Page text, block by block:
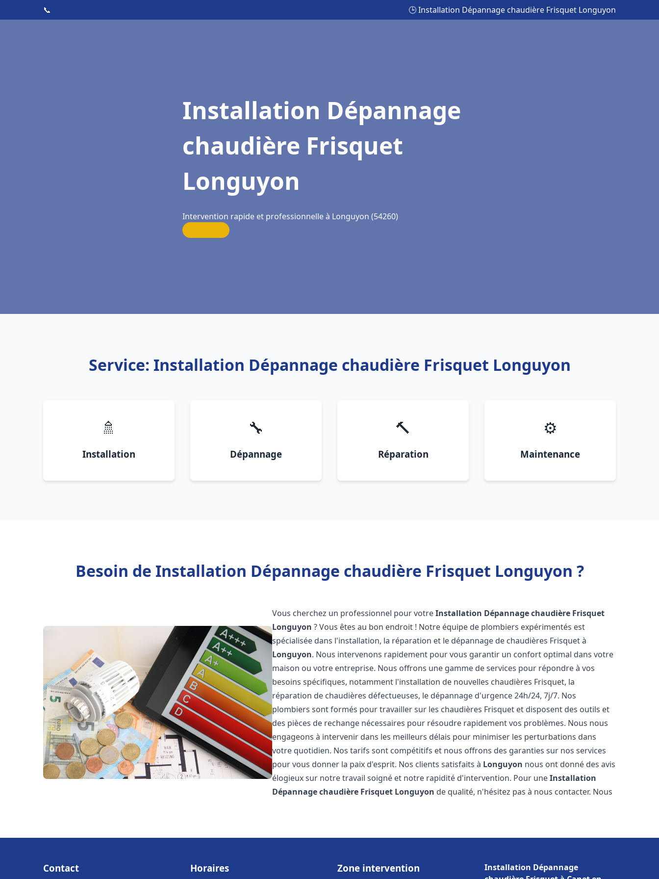
📞 🕒 Installation Dépannage chaudière Frisquet Longuyon
Installation Dépannage
chaudière Frisquet
Longuyon
Intervention rapide et professionnelle à Longuyon (54260)
Service: Installation Dépannage chaudière Frisquet Longuyon
🚿
Installation
🔧
Dépannage
🔨
Réparation
⚙️
Maintenance
Besoin de Installation Dépannage chaudière Frisquet Longuyon ?
Vous cherchez un professionnel pour votreInstallation Dépannage chaudière Frisquet
Longuyon ? Vous êtes au bon endroit ! Notre équipe de plombiers expérimentés est
spécialisée dans l'installation, la réparation et le dépannage de chaudières Frisquet à
Longuyon. Nous intervenons rapidement pour vous garantir un confort optimal dans votre
maison ou votre entreprise. Nous offrons une gamme de services pour répondre à vos
besoins spécifiques, notamment l'installation de nouvelles chaudières Frisquet, la
réparation de chaudières défectueuses, le dépannage d'urgence 24h/24, 7j/7. Nos
plombiers sont formés pour travailler sur les chaudières Frisquet et disposent des outils et
des pièces de rechange nécessaires pour résoudre rapidement vos problèmes. Nous nous
engageons à intervenir dans les meilleurs délais pour minimiser les perturbations dans
votre quotidien. Nos tarifs sont compétitifs et nous offrons des garanties sur nos services
pour vous donner la paix d'esprit. Nos clients satisfaits à Longuyon nous ont donné des avis
élogieux sur notre travail soigné et notre rapidité d'intervention. Pour uneInstallation
Dépannage chaudière Frisquet Longuyon de qualité, n'hésitez pas à nous contacter. Nous
Contact Horaires Zone intervention
Installation Dépannage